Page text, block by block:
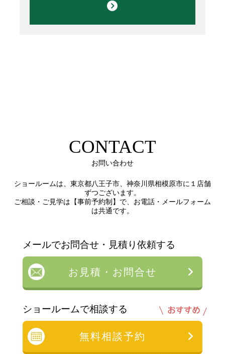
CONTACT
お問い合わせ
ショールームは、東京都八王子市、神奈川県相模原市に１店舗
ずつございます。
ご相談・ご見学は【事前予約制】で、お電話・メールフォーム
は共通です。
メールでお問合せ・見積り依頼する
お見積・お問合せ
ショールームで相談する
無料相談予約